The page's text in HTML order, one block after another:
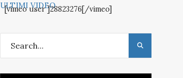
ULTIMI VIDEO
[vimeo user ]28823276[/vimeo]